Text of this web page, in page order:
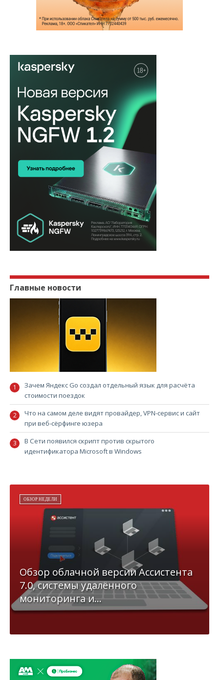
Главные новости
Зачем Яндекс Go создал отдельный язык для расчёта
стоимости поездок
Что на самом деле видят провайдер, VPN-сервис и сайт
при веб-сёрфинге юзера
В Сети появился скрипт против скрытого
идентификатора Microsoft в Windows
ОБЗОР НЕДЕЛИ
Обзор облачной версии Ассистента
7.0, системы удалённого
мониторинга и...